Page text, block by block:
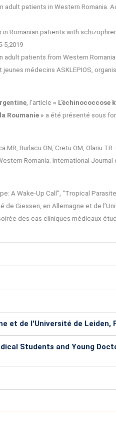
patients in Western Romania.
Romanian patients with
5,2019
patients from Western
médecins ASKLEPIOS,
, l’article « L’échinococcose
Roumanie » a été présenté sous
MR, Burlacu ON, Cretu OM, Olariu
Romania. International
A Wake-Up Call”, “Tropical
de Giessen, en Allemagne et de
des cas cliniques médicaux
et de l'Université de Leiden,
Students and Young